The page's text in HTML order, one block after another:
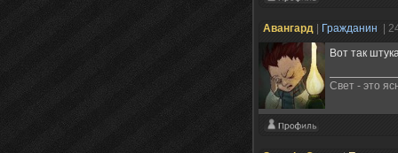
Авангард Гражданин
|
Вот так
Свет - это